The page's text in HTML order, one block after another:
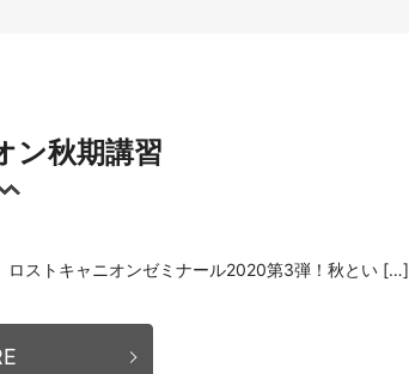
ン秋期講習
ロストキャニオンゼミナール2020第3弾！秋とい […]